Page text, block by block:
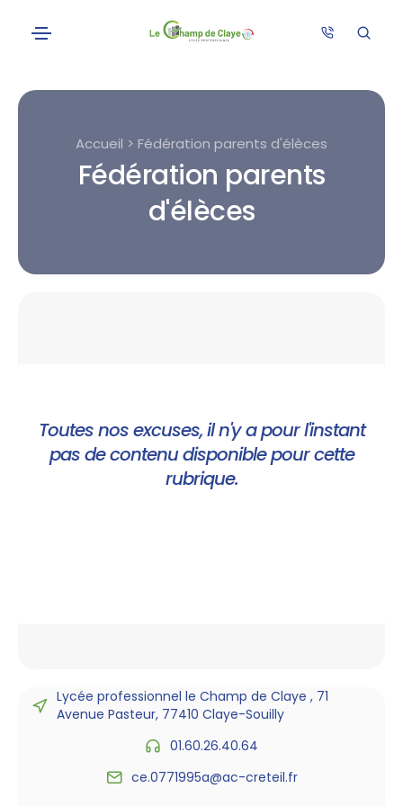
Accueil > Fédération parents d'élèces
Fédération parents
d'élèces
Toutes nos excuses, il n'y a pour l'instant
pas de contenu disponible pour cette
rubrique.
Lycée professionnel le Champ de Claye , 71
Avenue Pasteur, 77410 Claye-Souilly
01.60.26.40.64
ce.0771995a@ac-creteil.fr